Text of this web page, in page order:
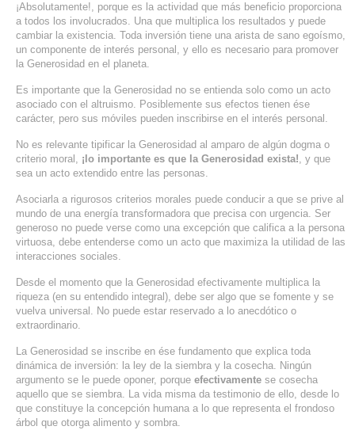
PORTAFOLIO
BLOG
CONTACTO
¡Absolutamente!, porque es la actividad que más beneficio proporciona
a todos los involucrados. Una que multiplica los resultados y puede
cambiar la existencia. Toda inversión tiene una arista de sano egoísmo,
un componente de interés personal, y ello es necesario para promover
la Generosidad en el planeta.
Es importante que la Generosidad no se entienda solo como un acto
asociado con el altruismo. Posiblemente sus efectos tienen ése
carácter, pero sus móviles pueden inscribirse en el interés personal.
No es relevante tipificar la Generosidad al amparo de algún dogma o
criterio moral, ¡lo importante es que la Generosidad exista!, y que
sea un acto extendido entre las personas.
Asociarla a rigurosos criterios morales puede conducir a que se prive al
mundo de una energía transformadora que precisa con urgencia. Ser
generoso no puede verse como una excepción que califica a la persona
virtuosa, debe entenderse como un acto que maximiza la utilidad de las
interacciones sociales.
Desde el momento que la Generosidad efectivamente multiplica la
riqueza (en su entendido integral), debe ser algo que se fomente y se
vuelva universal. No puede estar reservado a lo anecdótico o
extraordinario.
La Generosidad se inscribe en ése fundamento que explica toda
dinámica de inversión: la ley de la siembra y la cosecha. Ningún
argumento se le puede oponer, porque efectivamente se cosecha
aquello que se siembra. La vida misma da testimonio de ello, desde lo
que constituye la concepción humana a lo que representa el frondoso
árbol que otorga alimento y sombra.